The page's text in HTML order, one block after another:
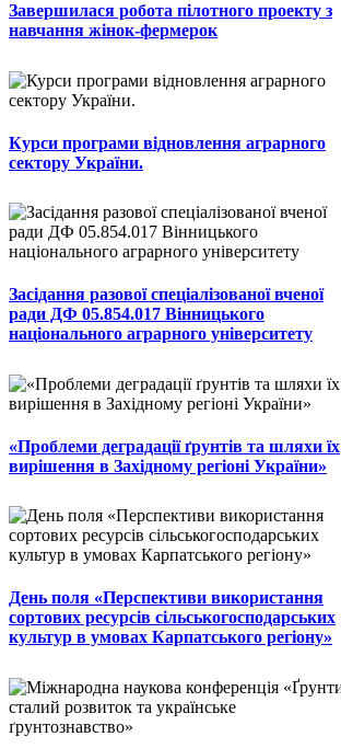
Завершилася робота пілотного проекту з
навчання жінок-фермерок
Курси програми відновлення аграрного
сектору України.
Засідання разової спеціалізованої вченої
ради ДФ 05.854.017 Вінницького
національного аграрного університету
«Проблеми деградації ґрунтів та шляхи їх
вирішення в Західному регіоні України»
День поля «Перспективи використання
сортових ресурсів сільськогосподарських
культур в умовах Карпатського регіону»